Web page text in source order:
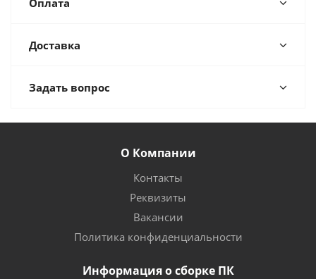
Оплата
Доставка
Задать вопрос
О Компании
Контакты
Реквизиты
Вакансии
Политика конфиденциальности
Информация о сборке ПК